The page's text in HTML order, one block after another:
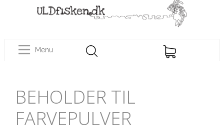
Menu
BEHOLDER TIL
FARVEPULVER